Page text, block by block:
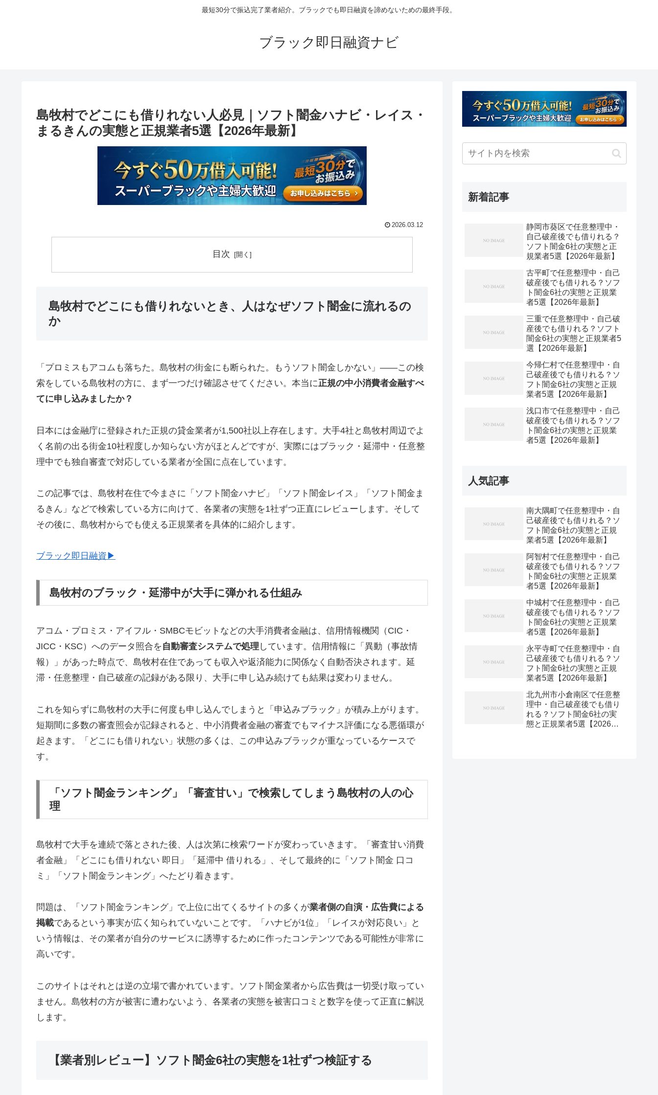
最短30分で振込完了業者紹介。ブラックでも即日融資を諦めないための最終手段。
ブラック即日融資ナビ
島牧村でどこにも借りれない人必見｜ソフト闇金ハナビ・レイス・
まるきんの実態と正規業者5選【2026年最新】
2026.03.12
目次
島牧村でどこにも借りれないとき、人はなぜソフト闇金に流れるの
か
「プロミスもアコムも落ちた。島牧村の街金にも断られた。もうソフト闇金しかない」——この検
索をしている島牧村の方に、まず一つだけ確認させてください。本当に正規の中小消費者金融すべ
てに申し込みましたか？
日本には金融庁に登録された正規の貸金業者が1,500社以上存在します。大手4社と島牧村周辺でよ
く名前の出る街金10社程度しか知らない方がほとんどですが、実際にはブラック・延滞中・任意整
理中でも独自審査で対応している業者が全国に点在しています。
この記事では、島牧村在住で今まさに「ソフト闇金ハナビ」「ソフト闇金レイス」「ソフト闇金ま
るきん」などで検索している方に向けて、各業者の実態を1社ずつ正直にレビューします。そして
その後に、島牧村からでも使える正規業者を具体的に紹介します。
ブラック即日融資▶
島牧村のブラック・延滞中が大手に弾かれる仕組み
アコム・プロミス・アイフル・SMBCモビットなどの大手消費者金融は、信用情報機関（CIC・
JICC・KSC）へのデータ照合を 自動審査システムで処理 しています。信用情報に「異動（事故情
報）」があった時点で、島牧村在住であっても収入や返済能力に関係なく自動否決されます。延
滞・任意整理・自己破産の記録がある限り、大手に申し込み続けても結果は変わりません。
これを知らずに島牧村の大手に何度も申し込んでしまうと「申込みブラック」が積み上がります。
短期間に多数の審査照会が記録されると、中小消費者金融の審査でもマイナス評価になる悪循環が
起きます。「どこにも借りれない」状態の多くは、この申込みブラックが重なっているケースで
す。
「ソフト闇金ランキング」「審査甘い」で検索してしまう島牧村の人の心
理
島牧村で大手を連続で落とされた後、人は次第に検索ワードが変わっていきます。「審査甘い消費
者金融」「どこにも借りれない 即日」「延滞中 借りれる」、そして最終的に「ソフト闇金 口コ
ミ」「ソフト闇金ランキング」へたどり着きます。
問題は、「ソフト闇金ランキング」で上位に出てくるサイトの多くが業者側の自演・広告費による
掲載であるという事実が広く知られていないことです。「ハナビが1位」「レイスが対応良い」と
いう情報は、その業者が自分のサービスに誘導するために作ったコンテンツである可能性が非常に
高いです。
このサイトはそれとは逆の立場で書かれています。ソフト闇金業者から広告費は一切受け取ってい
ません。島牧村の方が被害に遭わないよう、各業者の実態を被害口コミと数字を使って正直に解説
します。
【業者別レビュー】ソフト闇金6社の実態を1社ずつ検証する
新着記事
静岡市葵区で任意整理中・
自己破産後でも借りれる？
ソフト闇金6社の実態と正
規業者5選【2026年最新】
古平町で任意整理中・自己
破産後でも借りれる？ソフ
ト闇金6社の実態と正規業
者5選【2026年最新】
三重で任意整理中・自己破
産後でも借りれる？ソフト
闇金6社の実態と正規業者5
選【2026年最新】
今帰仁村で任意整理中・自
己破産後でも借りれる？ソ
フト闇金6社の実態と正規
業者5選【2026年最新】
浅口市で任意整理中・自己
破産後でも借りれる？ソフ
ト闇金6社の実態と正規業
者5選【2026年最新】
人気記事
南大隅町で任意整理中・自
己破産後でも借りれる？ソ
フト闇金6社の実態と正規
業者5選【2026年最新】
阿智村で任意整理中・自己
破産後でも借りれる？ソフ
ト闇金6社の実態と正規業
者5選【2026年最新】
中城村で任意整理中・自己
破産後でも借りれる？ソフ
ト闇金6社の実態と正規業
者5選【2026年最新】
永平寺町で任意整理中・自
己破産後でも借りれる？ソ
フト闇金6社の実態と正規
業者5選【2026年最新】
北九州市小倉南区で任意整
理中・自己破産後でも借り
れる？ソフト闇金6社の実
態と正規業者5選【2026年